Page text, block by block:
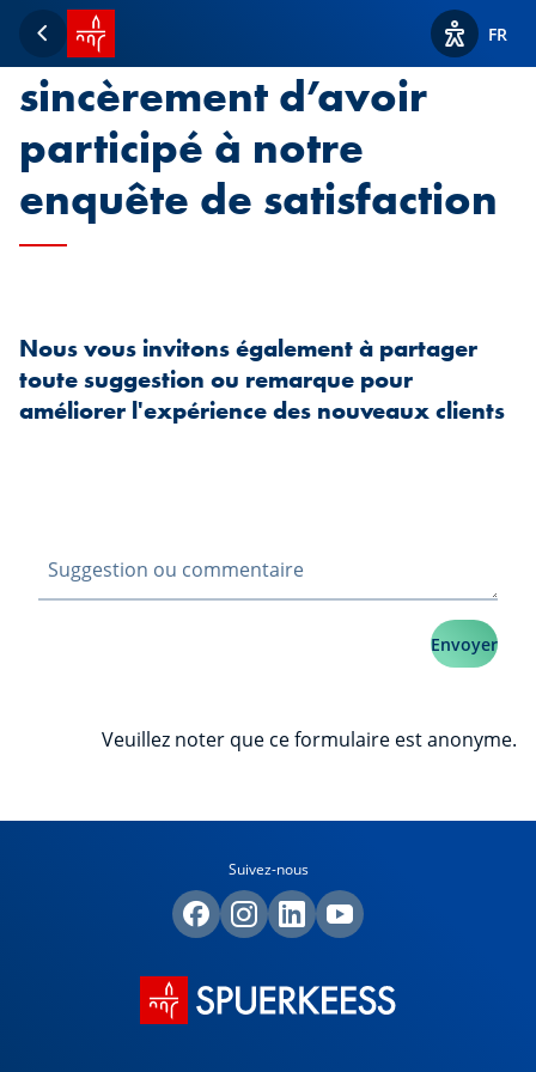
Retour
Accueil SPUERKEESS
Afficher
FR
Nous vous remercions
sincèrement d’avoir
participé à notre
enquête de satisfaction
Nous vous invitons également à partager
toute suggestion ou remarque pour
améliorer l'expérience des nouveaux clients
Envoyer
Veuillez noter que ce formulaire est anonyme.
Suivez-nous